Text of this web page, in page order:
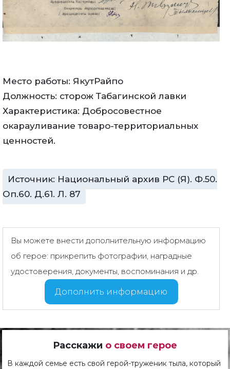
Место работы: ЯкутРайпо
Должность: сторож Табагинской лавки
Характеристика: Добросовестное
окарауливание товаро-территориальных
ценностей.
Источник: Национальный архив РС (Я). Ф.50.
Оп.60. Д.61. Л. 87
Вы можете внести дополнительную информацию
об герое: прикрепить фотографии, наградные
удостоверения, документы, воспоминания и др.
Дополнить информацию
Расскажи о своем герое
В каждой семье есть свой герой-труженик тыла, который